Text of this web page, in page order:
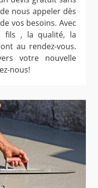
nous appeler dès
vos besoins. Avec
fils , la qualité, la
au rendez-vous.
votre nouvelle
nous!